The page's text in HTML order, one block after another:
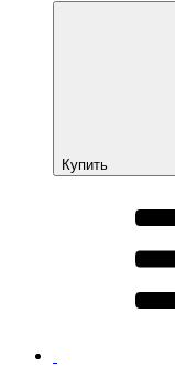
Купить